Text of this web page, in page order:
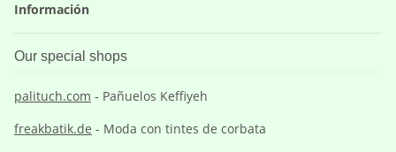
Información
Our special shops
palituch.com - Pañuelos Keffiyeh
freakbatik.de - Moda con tintes de corbata